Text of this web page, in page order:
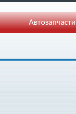
Автозапчасти